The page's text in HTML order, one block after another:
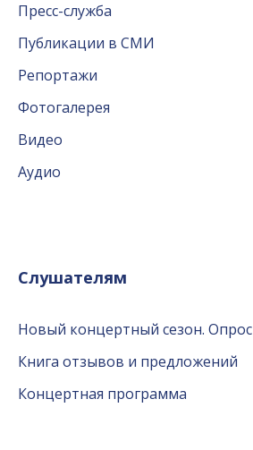
Пресс-служба
Публикации в СМИ
Репортажи
Фотогалерея
Видео
Аудио
Слушателям
Новый концертный сезон. Опрос
Книга отзывов и предложений
Концертная программа